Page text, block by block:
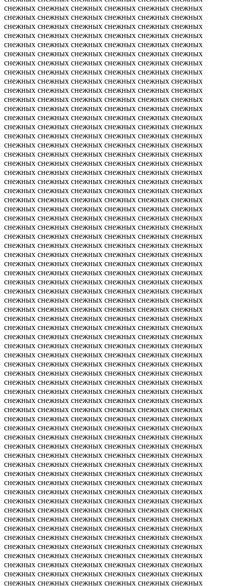
снежных снежных снежных снежных снежных снежных
снежных снежных снежных снежных снежных снежных
снежных снежных снежных снежных снежных снежных
снежных снежных снежных снежных снежных снежных
снежных снежных снежных снежных снежных снежных
снежных снежных снежных снежных снежных снежных
снежных снежных снежных снежных снежных снежных
снежных снежных снежных снежных снежных снежных
снежных снежных снежных снежных снежных снежных
снежных снежных снежных снежных снежных снежных
снежных снежных снежных снежных снежных снежных
снежных снежных снежных снежных снежных снежных
снежных снежных снежных снежных снежных снежных
снежных снежных снежных снежных снежных снежных
снежных снежных снежных снежных снежных снежных
снежных снежных снежных снежных снежных снежных
снежных снежных снежных снежных снежных снежных
снежных снежных снежных снежных снежных снежных
снежных снежных снежных снежных снежных снежных
снежных снежных снежных снежных снежных снежных
снежных снежных снежных снежных снежных снежных
снежных снежных снежных снежных снежных снежных
снежных снежных снежных снежных снежных снежных
снежных снежных снежных снежных снежных снежных
снежных снежных снежных снежных снежных снежных
снежных снежных снежных снежных снежных снежных
снежных снежных снежных снежных снежных снежных
снежных снежных снежных снежных снежных снежных
снежных снежных снежных снежных снежных снежных
снежных снежных снежных снежных снежных снежных
снежных снежных снежных снежных снежных снежных
снежных снежных снежных снежных снежных снежных
снежных снежных снежных снежных снежных снежных
снежных снежных снежных снежных снежных снежных
снежных снежных снежных снежных снежных снежных
снежных снежных снежных снежных снежных снежных
снежных снежных снежных снежных снежных снежных
снежных снежных снежных снежных снежных снежных
снежных снежных снежных снежных снежных снежных
снежных снежных снежных снежных снежных снежных
снежных снежных снежных снежных снежных снежных
снежных снежных снежных снежных снежных снежных
снежных снежных снежных снежных снежных снежных
снежных снежных снежных снежных снежных снежных
снежных снежных снежных снежных снежных снежных
снежных снежных снежных снежных снежных снежных
снежных снежных снежных снежных снежных снежных
снежных снежных снежных снежных снежных снежных
снежных снежных снежных снежных снежных снежных
снежных снежных снежных снежных снежных снежных
снежных снежных снежных снежных снежных снежных
снежных снежных снежных снежных снежных снежных
снежных снежных снежных снежных снежных снежных
снежных снежных снежных снежных снежных снежных
снежных снежных снежных снежных снежных снежных
снежных снежных снежных снежных снежных снежных
снежных снежных снежных снежных снежных снежных
снежных снежных снежных снежных снежных снежных
снежных снежных снежных снежных снежных снежных
снежных снежных снежных снежных снежных снежных
снежных снежных снежных снежных снежных снежных
снежных снежных снежных снежных снежных снежных
снежных снежных снежных снежных снежных снежных
снежных снежных снежных снежных снежных снежных